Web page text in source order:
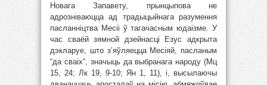
Новага Запавету, прынцыпова не
адрозніваюцца ад традыцыйнага разумення
пасланніцтва Месіі ў тагачасным юдаізме. У
час сваёй зямной дзейнасці Езус адкрыта
дэкларуе, што з’яўляецца Месіяй, пасланым
“да сваіх”, значыць да выбранага народу (Мц
15, 24; Лк 19, 9-10; Ян 1, 11), i, высылаючы